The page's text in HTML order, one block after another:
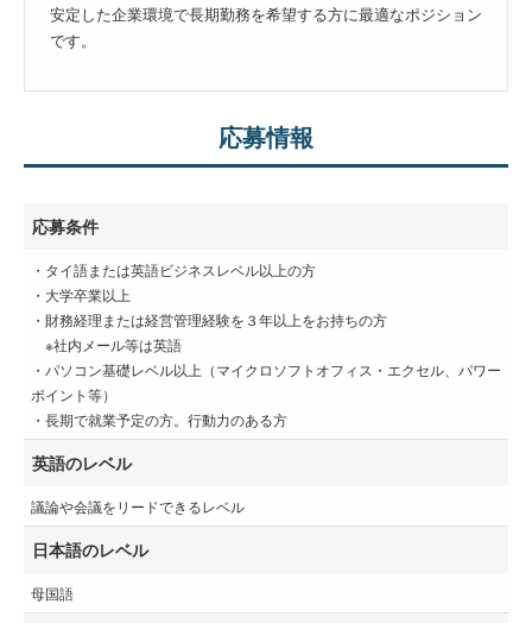
安定した企業環境で長期勤務を希望する方に最適なポジション
です。
応募情報
応募条件
・タイ語または英語ビジネスレベル以上の方
・大学卒業以上
・財務経理または経営管理経験を３年以上をお持ちの方
※社内メール等は英語
・パソコン基礎レベル以上（マイクロソフトオフィス・エクセル、パワー
ポイント等）
・長期で就業予定の方。行動力のある方
英語のレベル
議論や会議をリードできるレベル
日本語のレベル
母国語